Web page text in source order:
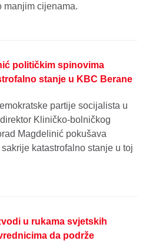
manjim cijenama.
političkim spinovima
stanje u KBC Berane
partije socijalista u
Kliničko-bolničkog
Magdelinić pokušava
katastrofalno stanje u toj
u rukama svjetskih
da podrže